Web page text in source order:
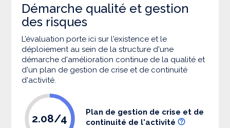
Démarche qualité et gestion
des risques
L’évaluation porte ici sur l'existence et le
déploiement au sein de la structure d'une
démarche d'amélioration continue de la qualité et
d'un plan de gestion de crise et de continuité
d'activité.
2.08/4
Plan de gestion de crise et de
continuité de l'activité